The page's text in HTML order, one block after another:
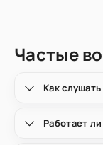
Частые
Как
Работает